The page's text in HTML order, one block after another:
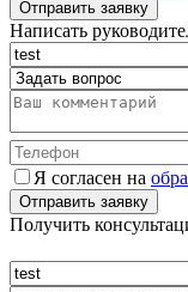
Написать
Я согласен на
Получить